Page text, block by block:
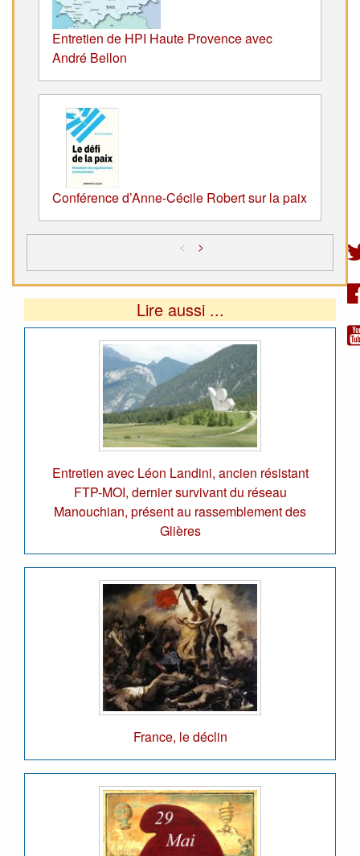
Entretien de HPI Haute Provence avec
André Bellon
Conférence d’Anne-Cécile Robert sur la paix
< >
Lire aussi ...
Entretien avec Léon Landini, ancien résistant
FTP-MOI, dernier survivant du réseau
Manouchian, présent au rassemblement des
Glières
France, le déclin